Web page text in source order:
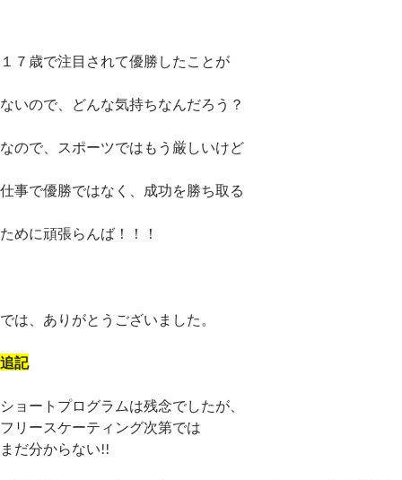
１７歳で注目されて優勝したことが
ないので、どんな気持ちなんだろう？
なので、スポーツではもう厳しいけど
仕事で優勝ではなく、成功を勝ち取る
ために頑張らんば！！！
では、ありがとうございました。
追記
ショートプログラムは残念でしたが、
フリースケーティング次第では
まだ分からない!!